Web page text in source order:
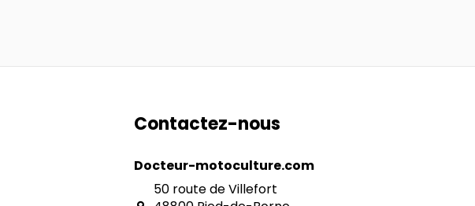
Contactez-nous
Docteur-motoculture.com
50 route de Villefort